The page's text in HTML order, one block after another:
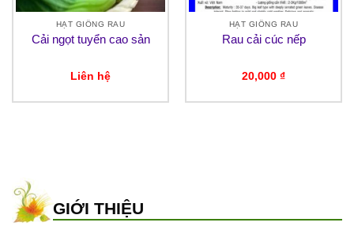
HẠT GIỐNG RAU
Cải ngọt tuyển cao sản
Liên hệ
HẠT GIỐNG RAU
Rau cải cúc nếp
20,000 ₫
GIỚI THIỆU